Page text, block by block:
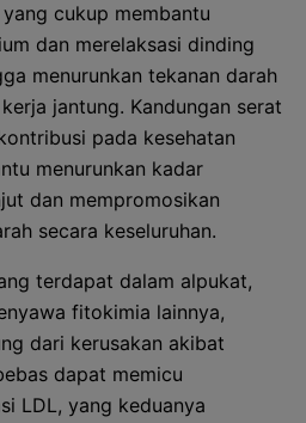
cukup membantu
dan merelaksasi dinding
menurunkan tekanan darah
jantung. Kandungan serat
pada kesehatan
menurunkan kadar
dan mempromosikan
secara keseluruhan.
terdapat dalam alpukat,
fitokimia lainnya,
dari kerusakan akibat
dapat memicu
LDL, yang keduanya